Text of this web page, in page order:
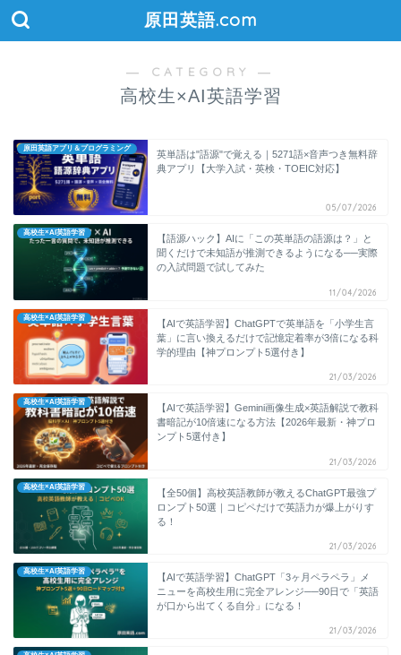
原田英語.com
― CATEGORY ―
高校生×AI英語学習
原田英語アプリ＆プログラミング
英単語は"語源"で覚える｜5271語×音声つき無料辞
典アプリ【大学入試・英検・TOEIC対応】
05/07/2026
高校生×AI英語学習
【語源ハック】AIに「この英単語の語源は？」と
聞くだけで未知語が推測できるようになる──実際
の入試問題で試してみた
11/04/2026
高校生×AI英語学習
【AIで英語学習】ChatGPTで英単語を「小学生言
葉」に言い換えるだけで記憶定着率が3倍になる科
学的理由【神プロンプト5選付き】
21/03/2026
高校生×AI英語学習
【AIで英語学習】Gemini画像生成×英語解説で教科
書暗記が10倍速になる方法【2026年最新・神プロ
ンプト5選付き】
21/03/2026
高校生×AI英語学習
【全50個】高校英語教師が教えるChatGPT最強プ
ロンプト50選｜コピペだけで英語力が爆上がりす
る！
21/03/2026
高校生×AI英語学習
【AIで英語学習】ChatGPT「3ヶ月ペラペラ」メ
ニューを高校生用に完全アレンジ──90日で「英語
が口から出てくる自分」になる！
21/03/2026